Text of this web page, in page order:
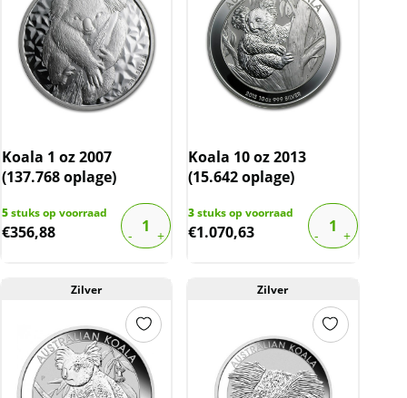
Koala 1 oz 2007
(137.768 oplage)
5stuks op voorraad
€356,88
Koala 10 oz 2013
(15.642 oplage)
3stuks op voorraad
€1.070,63
Zilver Zilver